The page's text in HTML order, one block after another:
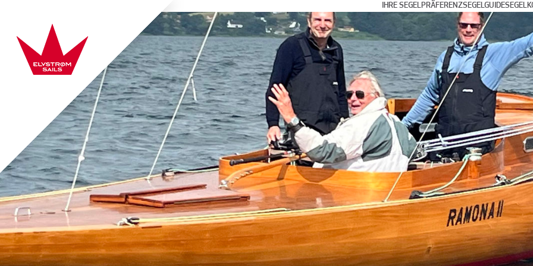
Elvstrøm Sails
IHRE SEGELPRÄFERENZ
Fahrtensegeln
Küsten-Segeln und Club-Regatten
Blauwassersegeln und Langstrecken
Mehrrumpf-Segeln
Klub-Regatten
Internationale Regatten und Grand
SEGELGUIDE
Amwindsegel
Vorwind- und